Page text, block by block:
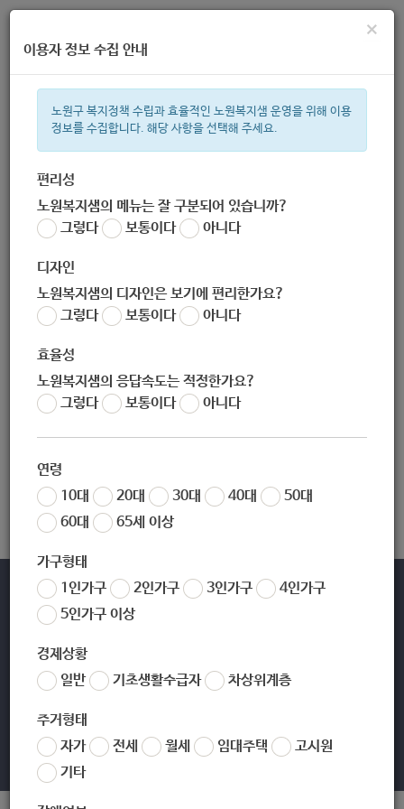
주간 인기검색어
한눈으로 보는 복지 정보
×
이용자 정보 수집 안내
노원구 복지정책 수립과 효율적인 노원복지샘 운영을 위해 이용
정보를 수집합니다. 해당 사항을 선택해 주세요.
편리성
노원복지샘의 메뉴는 잘 구분되어 있습니까?
그렇다
보통이다 아니다
디자인
노원복지샘의 디자인은 보기에 편리한가요?
그렇다
보통이다 아니다
효율성
노원복지샘의 응답속도는 적정한가요?
그렇다
보통이다 아니다
연령
10대
20대 30대 40대
50대
60대
65세 이상
가구형태
1인가구
2인가구 3인가구
4인가구
5인가구 이상
경제상황
일반
기초생활수급자 차상위계층
주거형태
자가
전세 월세 임대주택
고시원
기타
검색 결과가 없습니다.
바로가기
[01689] 서울시 노원구 노해로 437(상계동) TEL 02-2116-3114
02-2116-3000,3301(야간,공휴일/당직실) FAX 02-2116-4666
Copyright ©2019 노원복지샘. All rights reserved.